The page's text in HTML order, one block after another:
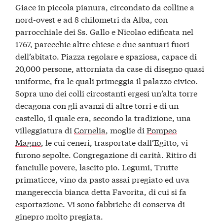
Giace in piccola pianura, circondato da colline a
nord-ovest e ad 8 chilometri da Alba, con
parrocchiale dei Ss. Gallo e Nicolao edificata nel
1767, parecchie altre chiese e due santuari fuori
dell’abitato. Piazza regolare e spaziosa, capace di
20,000 persone, attorniata da case di disegno quasi
uniforme, fra le quali primeggia il palazzo civico.
Sopra uno dei colli circostanti ergesi un’alta torre
decagona con gli avanzi di altre torri e di un
castello, il quale era, secondo la tradizione, una
villeggiatura diCornelia, moglie diPompeo
Magno, le cui ceneri, trasportate dall’Egitto, vi
furono sepolte. Congregazione di carità. Ritiro di
fanciulle povere, lascito pio. Legumi, Trutte
primaticce, vino da pasto assai pregiato ed uva
mangereccia bianca detta Favorita, di cui si fa
esportazione. Vi sono fabbriche di conserva di
ginepro molto pregiata.